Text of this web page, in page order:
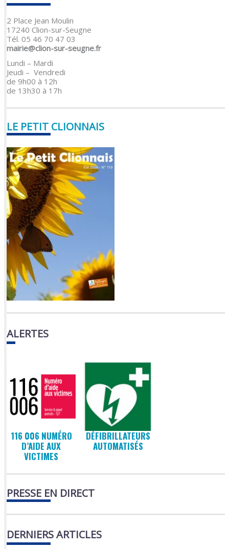
2 Place Jean Moulin
17240 Clion-sur-Seugne
Tél. 05 46 70 47 03
mairie@clion-sur-seugne.fr
Lundi – Mardi
Jeudi – Vendredi
de 9h00 à 12h
de 13h30 à 17h
LE PETIT CLIONNAIS
ALERTES
116 006 NUMÉRO
D’AIDE AUX
VICTIMES
DÉFIBRILLATEURS
AUTOMATISÉS
PRESSE EN DIRECT
DERNIERS ARTICLES